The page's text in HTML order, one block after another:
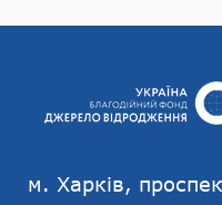
м. Харків,